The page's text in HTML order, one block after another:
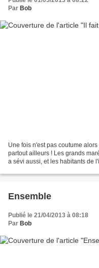
Par Bob
Une fois n'est pas coutume
partout ailleurs ! Les grands
a sévi aussi, et les habitants de
Ensemble
Publié le 21/04/2013 à 08:18
Par Bob